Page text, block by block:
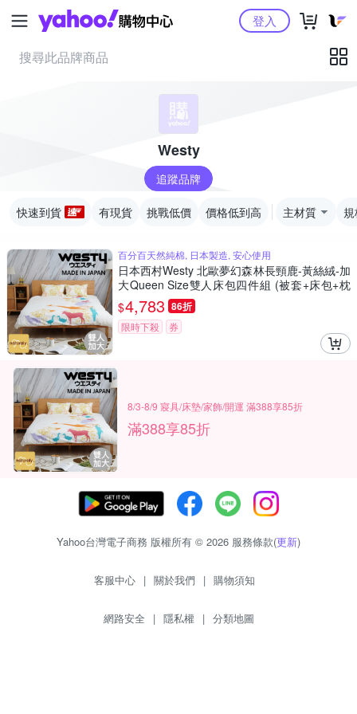
Yahoo購物中心登入
Westy
追蹤品牌
快速到貨 有現貨 挑戰低價 價格低到高 主材質
百分百天然純棉, 日本製造, 安心使用
日本西村Westy 北歐夢幻森林長頸鹿-黃絲絨-加
大Queen Size雙人床包四件組 (被套+床包+枕
套x2)
$4,783 86折
限時下殺 券
8/3-8/9 寢具/床墊/家飾/開運 滿388享85折
滿388享85折
Yahoo台灣電子商務 版權所有 © 2026 服務條款(更新)
客服中心 | 關於我們 | 購物須知
網路安全 | 隱私權 | 分類地圖